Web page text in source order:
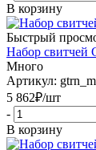
В корзину
Быстрый
Набор свитчей
Много
Артикул:
5 862₽/шт
-
В корзину